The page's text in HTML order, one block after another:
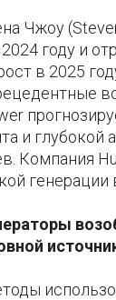
Чжоу
году и
в 2025
и глубокой
Компания
генерации